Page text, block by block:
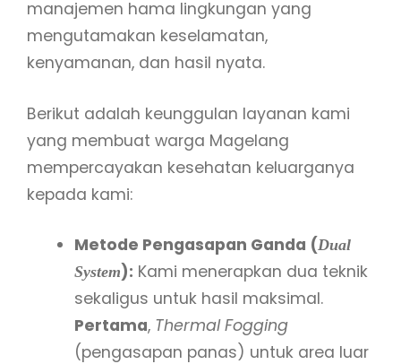
manajemen hama lingkungan yang
mengutamakan keselamatan,
kenyamanan, dan hasil nyata.
Berikut adalah keunggulan layanan kami
yang membuat warga Magelang
mempercayakan kesehatan keluarganya
kepada kami:
Metode Pengasapan Ganda (Dual
System): Kami menerapkan dua teknik
sekaligus untuk hasil maksimal.
Pertama, Thermal Fogging
(pengasapan panas) untuk area luar